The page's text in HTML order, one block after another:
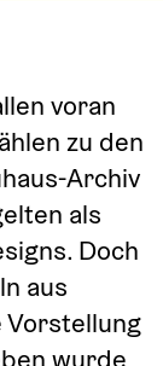
voran
zu den
Archiv
als
Doch
aus
Vorstellung
wurde